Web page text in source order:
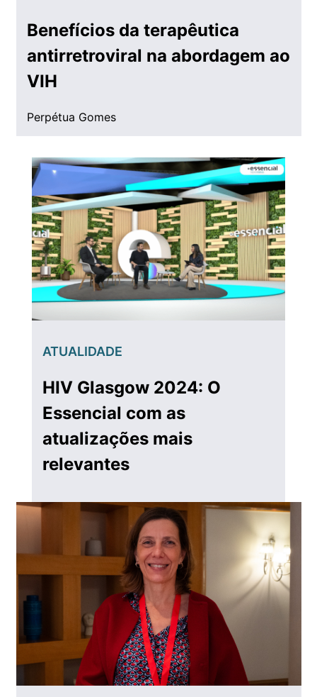
Benefícios da terapêutica
antirretroviral na abordagem ao
VIH
Perpétua Gomes
ATUALIDADE
HIV Glasgow 2024: O
Essencial com as
atualizações mais
relevantes